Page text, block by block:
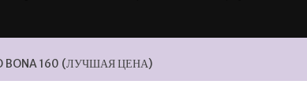
BONA 160 (ЛУЧШАЯ ЦЕНА)